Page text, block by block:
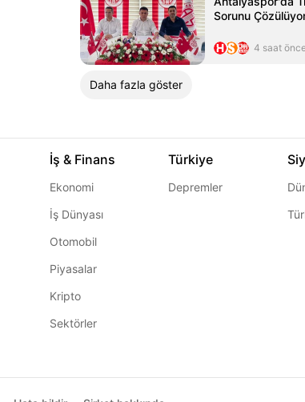
Sorunu
4 saat
Daha fazla göster
İş & Finans
Ekonomi
İş Dünyası
Otomobil
Piyasalar
Kripto
Sektörler
Türkiye
Depremler